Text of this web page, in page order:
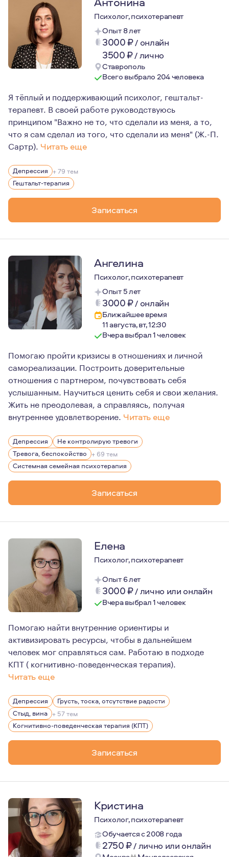
Психолог, психотерапевт
Опыт 8 лет
3000₽/ онлайн
3500₽/лично
Ставрополь
Всего выбрало 204 человека
Я тёплый и поддерживающий психолог, гештальт-
терапевт. В своей работе руководствуюсь
принципом "Важно не то, что сделали из меня, а то,
что я сам сделал из того, что сделали из меня" (Ж.-П.
Сартр). Читать еще
Я увлечена гештальт-терапией, постоянно развиваюсь.
Прохожу личную терапию, индивидуальную и
Депрессия + 79 тем
Гештальт-терапия
Записаться
Ангелина
Психолог, психотерапевт
Опыт 5 лет
3000₽/ онлайн
Ближайшее время
11 августа, вт, 12:30
Вчера выбрал 1 человек
Помогаю пройти кризисы в отношениях и личной
самореализации. Построить доверительные
отношения с партнером, почувствовать себя
услышанным. Научиться ценить себя и свои желания.
Жить не преодолевая, а справляясь, получая
внутреннее удовлетворение. Читать еще
Если вы только собираетесь вступить в отношения,
Депрессия
Не контролирую тревоги
Тревога, беспокойство + 69 тем
Системная семейная психотерапия
Записаться
Елена
Психолог, психотерапевт
Опыт 6 лет
3000₽/лично или онлайн
Вчера выбрал 1 человек
Помогаю найти внутренние ориентиры и
активизировать ресурсы, чтобы в дальнейшем
человек мог справляться сам. Работаю в подходе
КПТ ( когнитивно-поведенческая терапия).
Читать еще
Я убеждена, что профессиональное обучение
Личная и групповая терапия внесла колоссальный
Депрессия
Грусть, тоска, отсутствие радости
Стыд, вина + 57 тем
Когнитивно-поведенческая терапия (КПТ)
Записаться
Кристина
Психолог, психотерапевт
Обучается с 2008 года
2750₽/лично или онлайн